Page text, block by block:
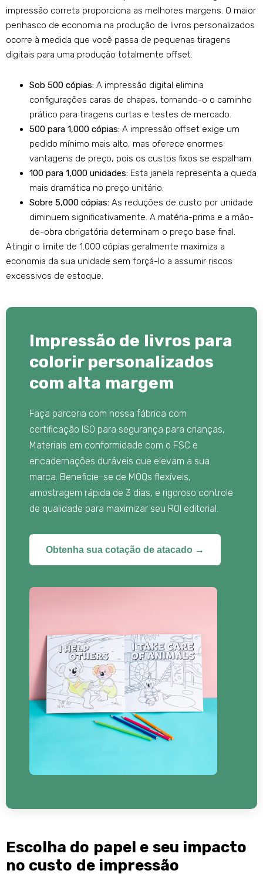
impressão correta proporciona as melhores margens. O maior
penhasco de economia na produção de livros personalizados
ocorre à medida que você passa de pequenas tiragens
digitais para uma produção totalmente offset.
Sob 500 cópias: A impressão digital elimina
configurações caras de chapas, tornando-o o caminho
prático para tiragens curtas e testes de mercado.
500 para 1,000 cópias: A impressão offset exige um
pedido mínimo mais alto, mas oferece enormes
vantagens de preço, pois os custos fixos se espalham.
100 para 1,000 unidades: Esta janela representa a queda
mais dramática no preço unitário.
Sobre 5,000 cópias: As reduções de custo por unidade
diminuem significativamente. A matéria-prima e a mão-
de-obra obrigatória determinam o preço base final.
Atingir o limite de 1.000 cópias geralmente maximiza a
economia da sua unidade sem forçá-lo a assumir riscos
excessivos de estoque.
Impressão de livros para
colorir personalizados
com alta margem
Faça parceria com nossa fábrica com
certificação ISO para segurança para crianças,
Materiais em conformidade com o FSC e
encadernações duráveis ​​que elevam a sua
marca. Beneficie-se de MOQs flexíveis,
amostragem rápida de 3 dias, e rigoroso controle
de qualidade para maximizar seu ROI editorial.
Obtenha sua cotação de atacado →
Escolha do papel e seu impacto
no custo de impressão